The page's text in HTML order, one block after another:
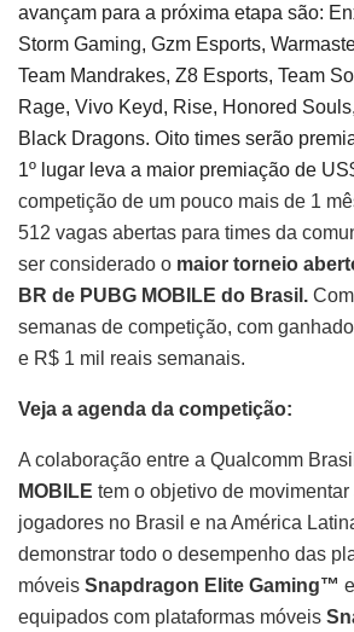
avançam para a próxima etapa são:
Storm Gaming, Gzm Esports,
Team Mandrakes, Z8 Esports, Team
Rage, Vivo Keyd, Rise, Honored
Black Dragons. Oito times serão
1º lugar leva a maior premiação de
competição de um pouco mais de 1
512 vagas abertas para times da
ser considerado o maior torneio
BR de PUBG MOBILE do Brasil.
semanas de competição, com
e R$ 1 mil reais semanais.
Veja a agenda da competição:
A colaboração entre a Qualcomm
MOBILE tem o objetivo de
jogadores no Brasil e na América
demonstrar todo o desempenho das
móveis Snapdragon Elite Gaming™
equipados com plataformas móveis